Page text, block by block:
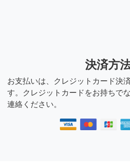
決済方
お支払いは、クレジットカード決
す。クレジットカードをお持ちで
連絡ください。